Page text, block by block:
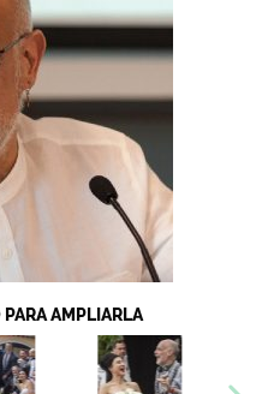
AMPLIARLA